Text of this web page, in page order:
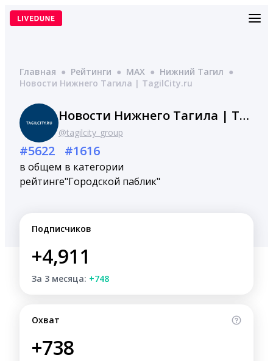
Перейти
Главная ● Рейтинги ● MAX ● Нижний Тагил ●
Новости Нижнего Тагила | TagilCity.ru
Новости Нижнего Тагила | TagilCity.ru
@tagilcity_group
#5622
в общем
рейтинге
#1616
в категории
"Городской паблик"
Подписчиков
+4,911
За 3 месяца: +748
Охват
+738